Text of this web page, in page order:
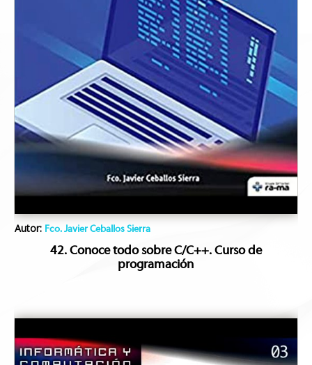
Autor: Fco. Javier Ceballos Sierra
42. Conoce todo sobre C/C++. Curso de
programación